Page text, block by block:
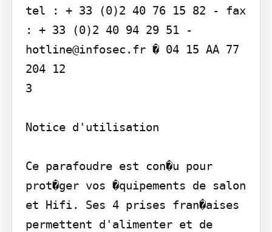
tel : + 33 (0)2 40 76 15 82 - fax
: + 33 (0)2 40 94 29 51 -
hotline@infosec.fr � 04 15 AA 77
204 12
3
Notice d'utilisation
Ce parafoudre est con�u pour
prot�ger vos �quipements de salon
et Hifi. Ses 4 prises fran�aises
permettent d'alimenter et de